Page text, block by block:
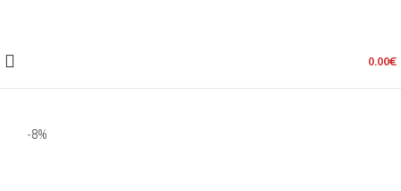
0.00€
-8%